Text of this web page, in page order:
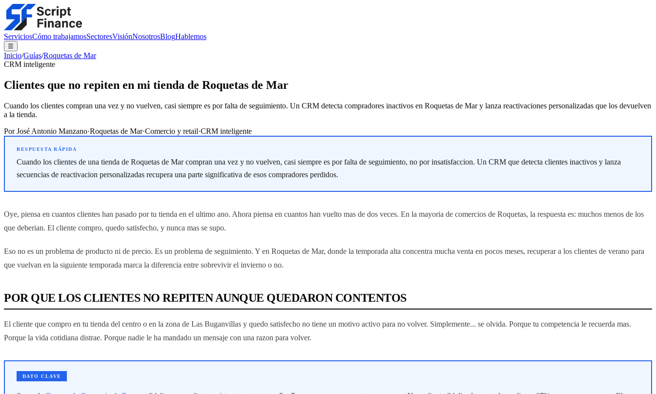
ServiciosCómo trabajamosSectoresVisiónNosotrosBlogHablemos
☰
Inicio/Guías/Roquetas de Mar
CRM inteligente
Clientes que no repiten en mi tienda de Roquetas de Mar
Cuando los clientes compran una vez y no vuelven, casi siempre es por falta de seguimiento. Un CRM detecta compradores inactivos en Roquetas de Mar y lanza reactivaciones personalizadas que los devuelven
a la tienda.
PorJosé Antonio Manzano·Roquetas de Mar·Comercio y retail·CRM inteligente
Cuando los clientes de una tienda de Roquetas de Mar compran una vez y no vuelven, casi siempre es por falta de seguimiento, no por insatisfaccion. Un CRM que detecta clientes inactivos y lanza
secuencias de reactivacion personalizadas recupera una parte significativa de esos compradores perdidos.
Oye, piensa en cuantos clientes han pasado por tu tienda en el ultimo ano. Ahora piensa en cuantos han vuelto mas de dos veces. En la mayoria de comercios de Roquetas, la respuesta es: muchos menos de los
que deberian. El cliente compro, quedo satisfecho, y nunca mas se supo.
Eso no es un problema de producto ni de precio. Es un problema de seguimiento. Y en Roquetas de Mar, donde la temporada alta concentra mucha venta en pocos meses, recuperar a los clientes de verano para
que vuelvan en la siguiente temporada marca la diferencia entre sobrevivir el invierno o no.
POR QUE LOS CLIENTES NO REPITEN AUNQUE QUEDARON CONTENTOS
El cliente que compro en tu tienda del centro o en la zona de Las Buganvillas y quedo satisfecho no tiene un motivo activo para no volver. Simplemente... se olvida. Porque tu competencia le recuerda mas.
Porque la vida cotidiana distrae. Porque nadie le ha mandado un mensaje con una razon para volver.
DATO CLAVE